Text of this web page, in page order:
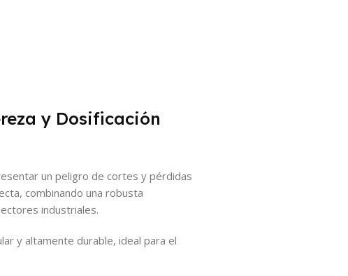
y Dosificación
un peligro de cortes y pérdidas
combinando una robusta
industriales.
y altamente durable, ideal para el